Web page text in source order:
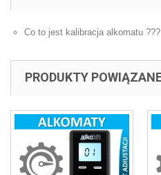
Co to jest kalibracja alkomatu ​​​​​​???
PRODUKTY